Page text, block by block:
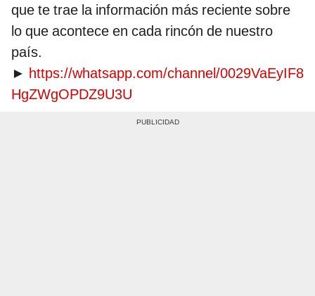
que te trae la información más reciente sobre
lo que acontece en cada rincón de nuestro
país.
► https://whatsapp.com/channel/0029VaEyIF8
HgZWgOPDZ9U3U